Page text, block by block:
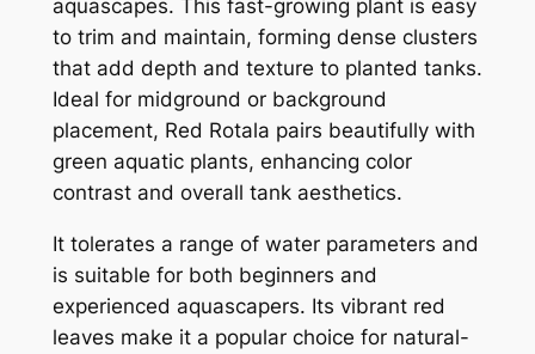
aquascapes. This fast-growing plant is easy
to trim and maintain, forming dense clusters
that add depth and texture to planted tanks.
Ideal for midground or background
placement, Red Rotala pairs beautifully with
green aquatic plants, enhancing color
contrast and overall tank aesthetics.
It tolerates a range of water parameters and
is suitable for both beginners and
experienced aquascapers. Its vibrant red
leaves make it a popular choice for natural-